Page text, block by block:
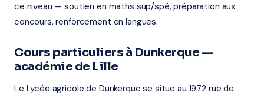
ce niveau — soutien en maths sup/spé, préparation aux
concours, renforcement en langues.
Cours particuliers à Dunkerque —
académie de Lille
Le Lycée agricole de Dunkerque se situe au 1972 rue de